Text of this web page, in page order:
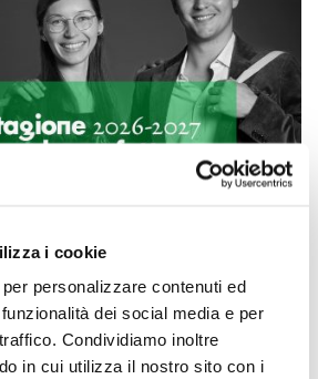
i cookie
personalizzare contenuti ed
dei social media e per
Condividiamo inoltre
in cui utilizza il nostro sito con i
Scopri di più